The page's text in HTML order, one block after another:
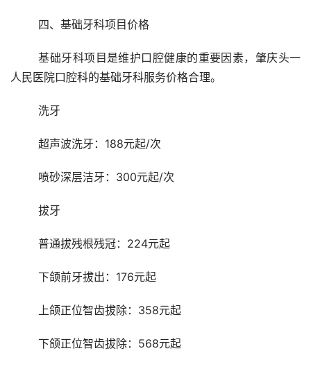
	四、基础牙科项目价格
	基础牙科项目是维护口腔健康的重要因素，肇庆头一
人民医院口腔科的基础牙科服务价格合理。
	洗牙
	超声波洗牙：188元起/次
	喷砂深层洁牙：300元起/次
	拔牙
	普通拔残根残冠：224元起
	下颌前牙拔出：176元起
	上颌正位智齿拔除：358元起
	下颌正位智齿拔除：568元起